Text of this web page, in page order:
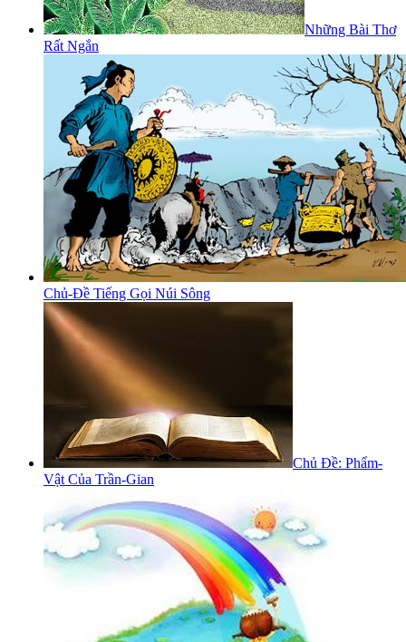
Những Bài Thơ
Rất Ngắn
Chủ-Đề Tiếng Gọi Núi Sông
Chủ Đề: Phẩm-
Vật Của Trần-Gian